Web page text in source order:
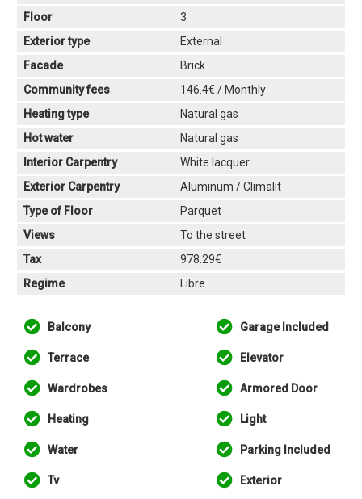
Floor
3
Exterior type
External
Facade
Brick
Community fees
146.4€ / Monthly
Heating type
Natural gas
Hot water
Natural gas
Interior Carpentry
White lacquer
Exterior Carpentry
Aluminum / Climalit
Type of Floor
Parquet
Views
To the street
Tax
978.29€
Regime
Libre
Balcony Garage Included
Terrace Elevator
Wardrobes Armored Door
Heating Light
Water Parking Included
Tv Exterior